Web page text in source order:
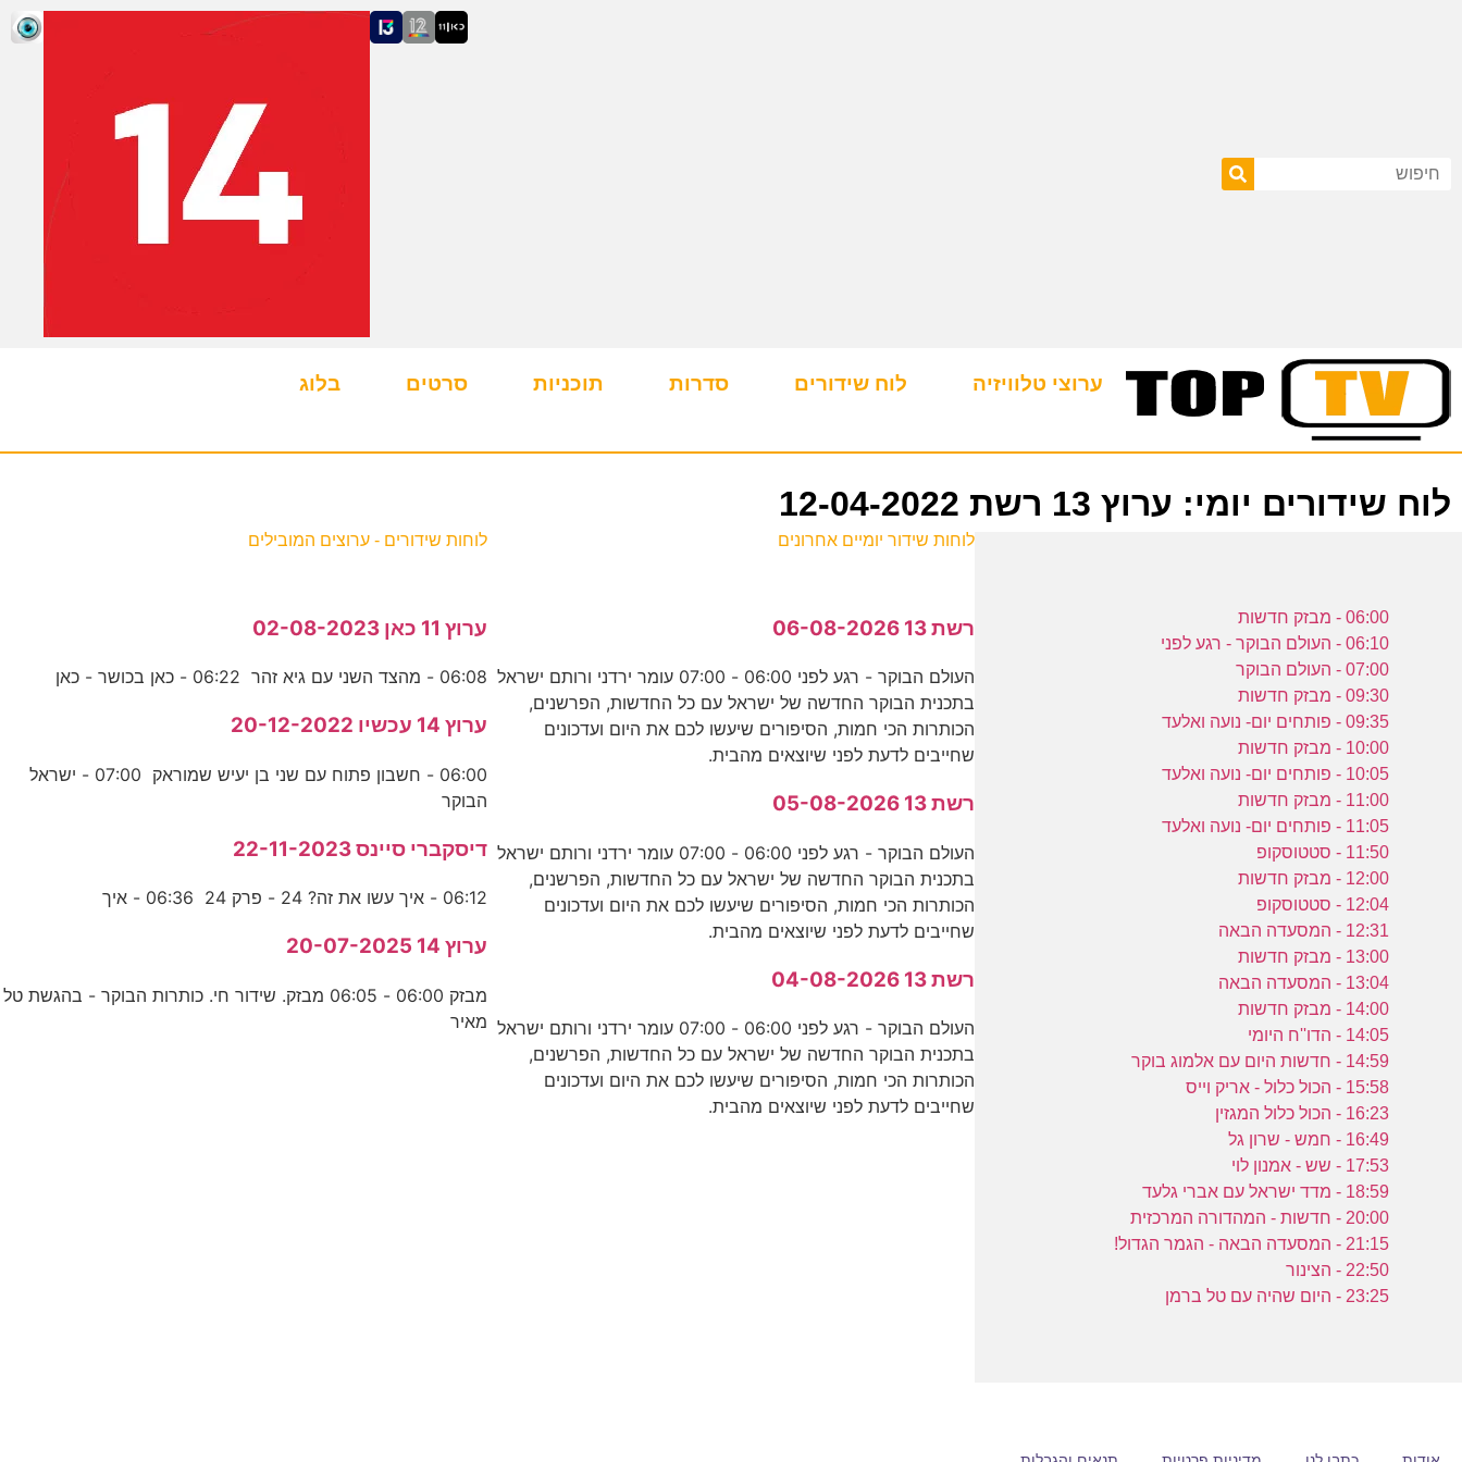
ערוצי טלוויזיה לוח שידורים סדרות תוכניות סרטים בלוג
לוח שידורים יומי: ערוץ 13 רשת 12-04-2022
06:00 - מבזק חדשות
06:10 - העולם הבוקר - רגע לפני
07:00 - העולם הבוקר
09:30 - מבזק חדשות
09:35 - פותחים יום- נועה ואלעד
10:00 - מבזק חדשות
10:05 - פותחים יום- נועה ואלעד
11:00 - מבזק חדשות
11:05 - פותחים יום- נועה ואלעד
11:50 - סטטוסקופ
12:00 - מבזק חדשות
12:04 - סטטוסקופ
12:31 - המסעדה הבאה
13:00 - מבזק חדשות
13:04 - המסעדה הבאה
14:00 - מבזק חדשות
14:05 - הדו''ח היומי
14:59 - חדשות היום עם אלמוג בוקר
15:58 - הכול כלול - אריק וייס
16:23 - הכול כלול המגזין
16:49 - חמש - שרון גל
17:53 - שש - אמנון לוי
18:59 - מדד ישראל עם אברי גלעד
20:00 - חדשות - המהדורה המרכזית
21:15 - המסעדה הבאה - הגמר הגדול!
22:50 - הצינור
23:25 - היום שהיה עם טל ברמן
לוחות שידור יומיים אחרונים
רשת 13 06-08-2026
העולם הבוקר - רגע לפני 06:00 - 07:00 עומר ירדני ורותם ישראל
בתכנית הבוקר החדשה של ישראל עם כל החדשות, הפרשנים,
הכותרות הכי חמות, הסיפורים שיעשו לכם את היום ועדכונים
שחייבים לדעת לפני שיוצאים מהבית.
רשת 13 05-08-2026
העולם הבוקר - רגע לפני 06:00 - 07:00 עומר ירדני ורותם ישראל
בתכנית הבוקר החדשה של ישראל עם כל החדשות, הפרשנים,
הכותרות הכי חמות, הסיפורים שיעשו לכם את היום ועדכונים
שחייבים לדעת לפני שיוצאים מהבית.
רשת 13 04-08-2026
העולם הבוקר - רגע לפני 06:00 - 07:00 עומר ירדני ורותם ישראל
בתכנית הבוקר החדשה של ישראל עם כל החדשות, הפרשנים,
הכותרות הכי חמות, הסיפורים שיעשו לכם את היום ועדכונים
שחייבים לדעת לפני שיוצאים מהבית.
לוחות שידורים - ערוצים המובילים
ערוץ 11 כאן 02-08-2023
06:08 - מהצד השני עם גיא זהר 06:22 - כאן בכושר - כאן
ערוץ 14 עכשיו 20-12-2022
06:00 - חשבון פתוח עם שני בן יעיש שמוראק 07:00 - ישראל
הבוקר
דיסקברי סיינס 22-11-2023
06:12 - איך עשו את זה? 24 - פרק 24 06:36 - איך
ערוץ 14 20-07-2025
מבזק 06:00 - 06:05 מבזק. שידור חי. כותרות הבוקר - בהגשת טל
מאיר